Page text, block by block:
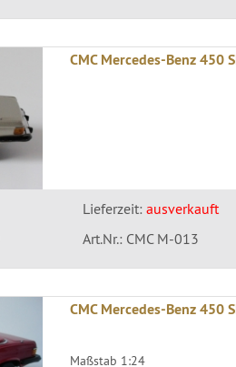
CMC Mercedes-Benz 450
Lieferzeit: ausverkauft
Art.Nr.: CMC M-013
CMC Mercedes-Benz 450
Maßstab 1:24